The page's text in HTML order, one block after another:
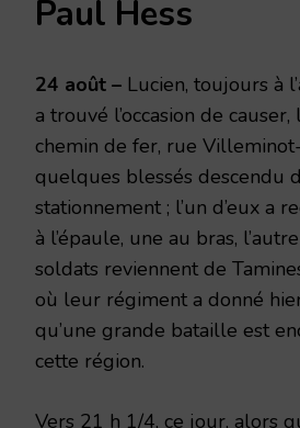
Paul Hess
24 août – Lucien, toujours à
a trouvé l’occasion de
chemin de fer, rue
quelques blessés descendu
stationnement ; l’un d’eux a
à l’épaule, une au bras,
soldats reviennent de
où leur régiment a donné
qu’une grande bataille est
cette région.
Vers 21 h 1/4, ce jour, alors